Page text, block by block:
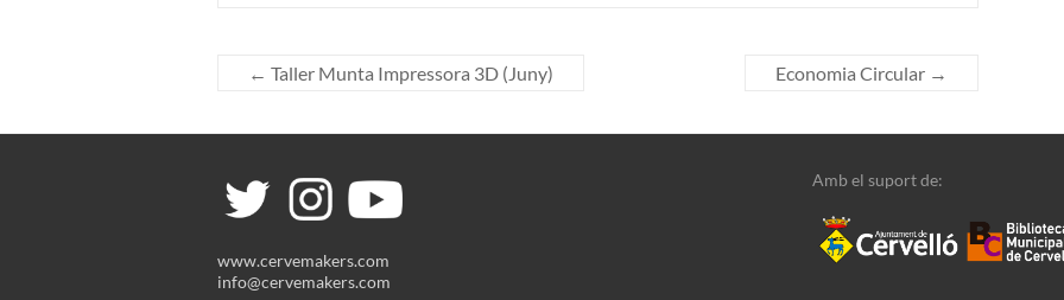
← Taller Munta Impressora 3D (Juny) Economia Circular →
www.cervemakers.com
info@cervemakers.com
Amb el suport de: